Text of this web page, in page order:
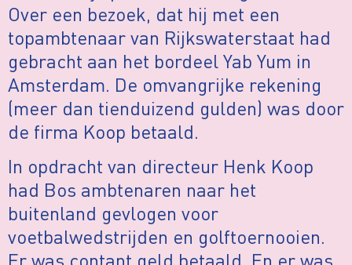
Over een bezoek, dat hij met een
topambtenaar van Rijkswaterstaat had
gebracht aan het bordeel Yab Yum in
Amsterdam. De omvangrijke rekening
(meer dan tienduizend gulden) was door
de firma Koop betaald.
In opdracht van directeur Henk Koop
had Bos ambtenaren naar het
buitenland gevlogen voor
voetbalwedstrijden en golftoernooien.
Er was contant geld betaald. En er was